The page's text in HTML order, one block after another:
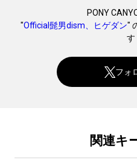
PONY
"Official髭男dism、ヒゲダン"
す
フォ
関連キ